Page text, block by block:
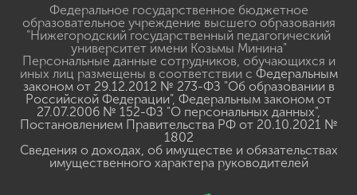
Федеральное государственное бюджетное
образовательное учреждение высшего образования
"Нижегородский государственный педагогический
университет имени Козьмы Минина"
Персональные данные сотрудников, обучающихся и
иных лиц размещены в соответствии с Федеральным
законом от 29.12.2012 № 273-ФЗ "Об образовании в
Российской Федерации", Федеральным законом от
27.07.2006 № 152-ФЗ "О персональных данных",
Постановлением Правительства РФ от 20.10.2021 №
1802
Сведения о доходах, об имуществе и обязательствах
имущественного характера руководителей